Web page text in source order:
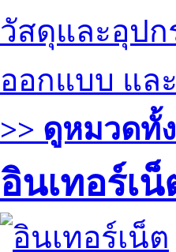
วัสดุและอุป
ออกแบบ แล
>> ดูหมวดทั้
อินเทอร์เน็